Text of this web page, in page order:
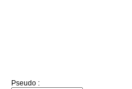
Pseudo :